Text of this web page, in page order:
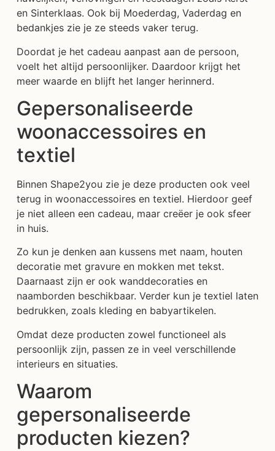
en Sinterklaas. Ook bij Moederdag, Vaderdag en
bedankjes zie je ze steeds vaker terug.
Doordat je het cadeau aanpast aan de persoon,
voelt het altijd persoonlijker. Daardoor krijgt het
meer waarde en blijft het langer herinnerd.
Gepersonaliseerde
woonaccessoires en
textiel
Binnen Shape2you zie je deze producten ook veel
terug in woonaccessoires en textiel. Hierdoor geef
je niet alleen een cadeau, maar creëer je ook sfeer
in huis.
Zo kun je denken aan kussens met naam, houten
decoratie met gravure en mokken met tekst.
Daarnaast zijn er ook wanddecoraties en
naamborden beschikbaar. Verder kun je textiel laten
bedrukken, zoals kleding en babyartikelen.
Omdat deze producten zowel functioneel als
persoonlijk zijn, passen ze in veel verschillende
interieurs en situaties.
Waarom
gepersonaliseerde
producten kiezen?